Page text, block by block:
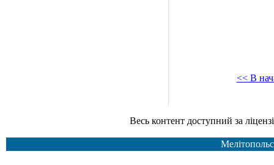
<< В
Весь контент доступний за ліцензією Creative